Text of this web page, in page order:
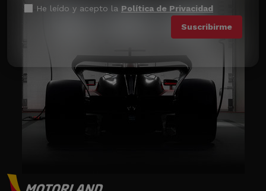
He leído y acepto la Política de Privacidad